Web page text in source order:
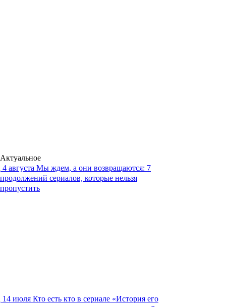
Актуальное
4 августа Мы ждем, а они возвращаются: 7
продолжений сериалов, которые нельзя
пропустить
14 июля Кто есть кто в сериале «История его